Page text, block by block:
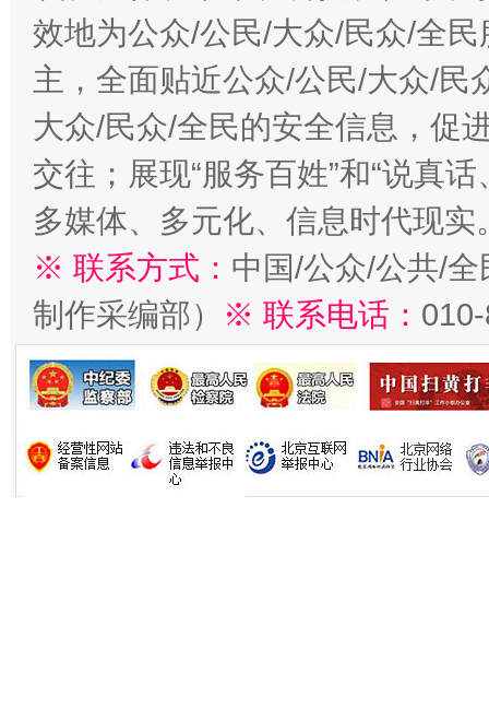
效地为公众/公民/大众/民众/全
主，全面贴近公众/公民/大众/民
大众/民众/全民的安全信息，促
交往；展现“服务百姓”和“说真
多媒体、多元化、信息时代现实
※ 联系方式： 中国/公众/公共/
制作采编部）
※ 联系电话：